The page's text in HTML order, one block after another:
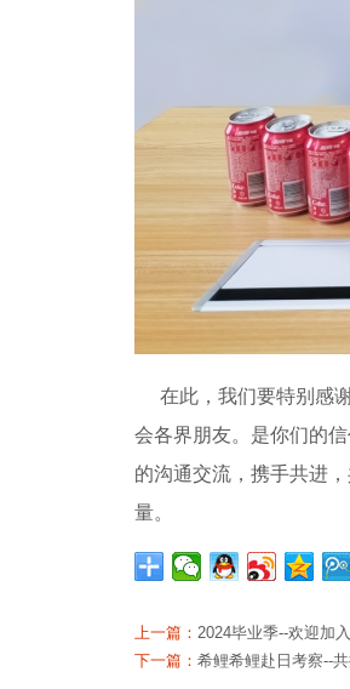
在此，我们要特别感
会各界朋友。是你们的
的沟通交流，携手共进
量。
上一篇： 2024毕业季--欢迎加
下一篇： 希鲤希鲤赴日考察--